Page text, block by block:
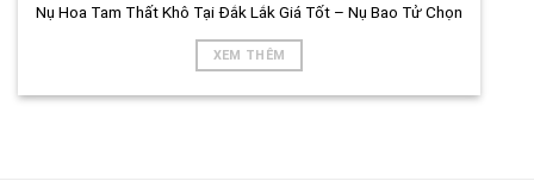
Nụ Hoa Tam Thất Khô Tại Đắk Lắk Giá Tốt – Nụ Bao Tử Chọn
XEM THÊM